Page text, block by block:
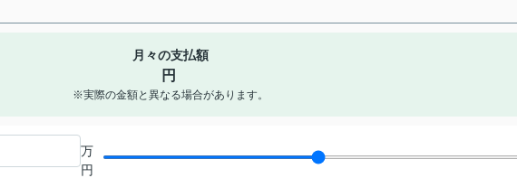
月々の支払額
円
※実際の金額と異なる場合があります。
万
円